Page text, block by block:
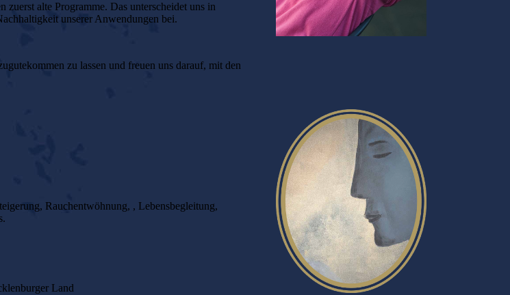
alte Programme. Das unterscheidet uns in
unserer Anwendungen bei.
zu lassen und freuen uns darauf, mit den
Rauchentwöhnung, , Lebensbegleitung,
Land